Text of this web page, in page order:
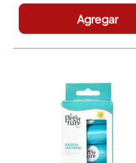
Agregar